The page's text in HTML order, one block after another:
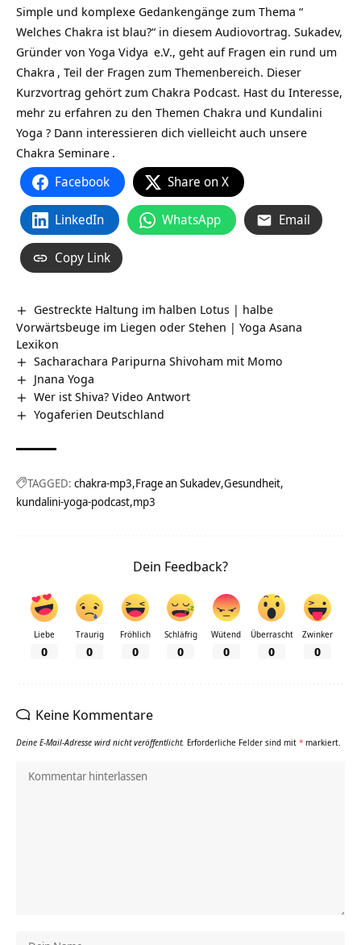
Simple und komplexe Gedankengänge zum Thema “
Welches Chakra ist blau?“ in diesem Audiovortrag. Sukadev,
Gründer von Yoga Vidya e.V., geht auf Fragen ein rund um
Chakra , Teil der Fragen zum Themenbereich. Dieser
Kurzvortrag gehört zum Chakra Podcast. Hast du Interesse,
mehr zu erfahren zu den Themen Chakra und Kundalini
Yoga ? Dann interessieren dich vielleicht auch unsere
Chakra Seminare .
Facebook Share on X
LinkedIn WhatsApp Email
Copy Link
Gestreckte Haltung im halben Lotus | halbe
Vorwärtsbeuge im Liegen oder Stehen | Yoga Asana
Lexikon
Sacharachara Paripurna Shivoham mit Momo
Jnana Yoga
Wer ist Shiva? Video Antwort
Yogaferien Deutschland
TAGGED: chakra-mp3 Frage an Sukadev Gesundheit
kundalini-yoga-podcast mp3
Dein Feedback?
Liebe
0
Traurig
0
Fröhlich
0
Schläfrig
0
Wütend
0
Überrascht
0
Zwinker
0
Keine Kommentare
Deine E-Mail-Adresse wird nicht veröffentlicht. Erforderliche Felder sind mit * markiert.